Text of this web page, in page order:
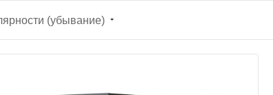
(убывание)